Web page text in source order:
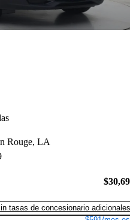
Rouge, LA
tasas de concesionario adicionales